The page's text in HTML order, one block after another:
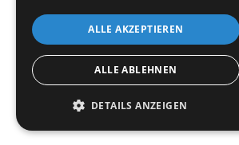
© 2026 Miri TV
App holen ->
Powered by Uscreen
ALLE AKZEPTIEREN
ALLE ABLEHNEN
DETAILS ANZEIGEN